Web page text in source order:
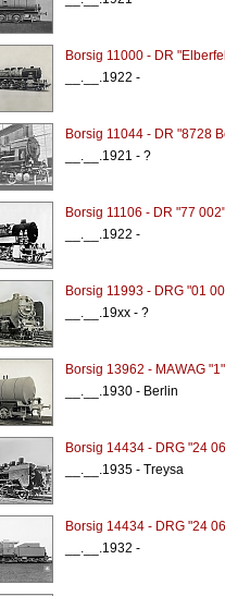
Borsig 11000 - DR
__.__.1922 -
Borsig 11044 - DR "8728
__.__.1921 - ?
Borsig 11106 - DR "77 002"
__.__.1922 -
Borsig 11993 - DRG "01
__.__.19xx - ?
Borsig 13962 - MAWAG "1"
__.__.1930 - Berlin
Borsig 14434 - DRG "24
__.__.1935 - Treysa
Borsig 14434 - DRG "24
__.__.1932 -